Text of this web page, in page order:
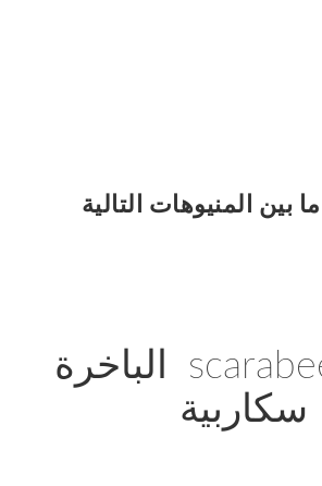
ما بين المنيوهات التالية
scarabee boat الباخرة
سكاربية